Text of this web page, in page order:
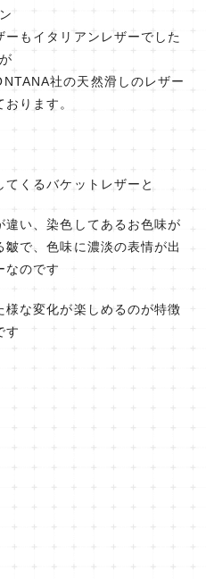
ン
もイタリアンレザーでした
が
社の天然滑しのレザー
ります。
くるバケットレザーと
違い、染色してあるお色味が
で、色味に濃淡の表情が出
なのです
な変化が楽しめるのが特徴
す